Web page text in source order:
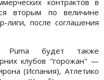
контрактов в
вторым по величине
лиги, после соглашения
Puma будет также
клубов "горожан" —
(Испания), Атлетико